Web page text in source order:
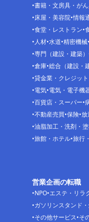
書籍・文房具・が
床屋・美容院 情報
食堂・レストラン
人材 水道 精密機械
専門（建設・建築）
倉庫 総合（建設・
貸金業・クレジッ
電気 電気・電子機
百貨店・スーパー
不動産売買 保険 放
油脂加工・洗剤・
旅館・ホテル 旅行
営業企画の転職
NPO エステ・リラ
ガソリンスタンド
その他サービス そ